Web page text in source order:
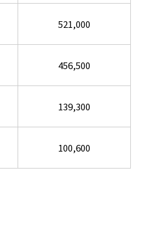
521,000
456,500
139,300
100,600